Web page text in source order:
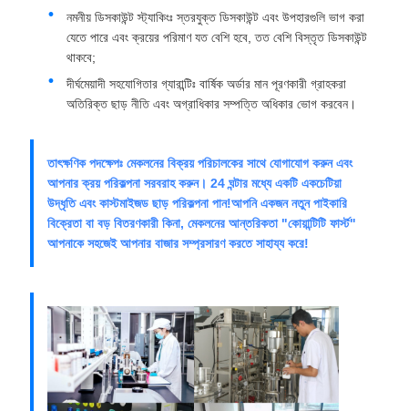
নমনীয় ডিসকাউন্ট স্ট্যাকিংঃ স্তরযুক্ত ডিসকাউন্ট এবং উপহারগুলি ভাগ করা
যেতে পারে এবং ক্রয়ের পরিমাণ যত বেশি হবে, তত বেশি বিস্তৃত ডিসকাউন্ট
থাকবে;
দীর্ঘমেয়াদী সহযোগিতার গ্যারান্টিঃ বার্ষিক অর্ডার মান পূরণকারী গ্রাহকরা
অতিরিক্ত ছাড় নীতি এবং অগ্রাধিকার সম্পত্তি অধিকার ভোগ করবেন।
তাৎক্ষণিক পদক্ষেপঃ মেকলনের বিক্রয় পরিচালকের সাথে যোগাযোগ করুন এবং
আপনার ক্রয় পরিকল্পনা সরবরাহ করুন। 24 ঘন্টার মধ্যে একটি একচেটিয়া
উদ্ধৃতি এবং কাস্টমাইজড ছাড় পরিকল্পনা পান!আপনি একজন নতুন পাইকারি
বিক্রেতা বা বড় বিতরণকারী কিনা, মেকলনের আন্তরিকতা "কোয়ান্টিটি ফার্স্ট"
আপনাকে সহজেই আপনার বাজার সম্প্রসারণ করতে সাহায্য করে!